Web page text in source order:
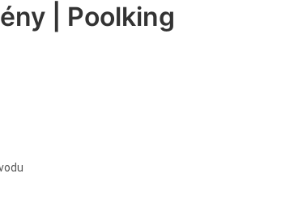
| Poolking